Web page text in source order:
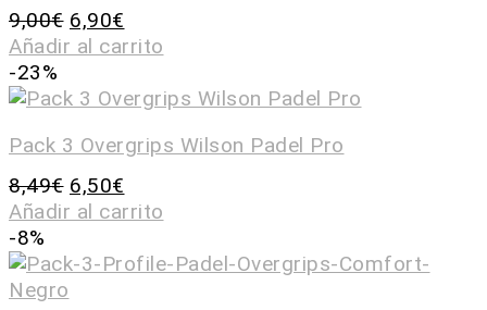
9,00€ 6,90€
Añadir al carrito
-23%
Pack 3 Overgrips Wilson Padel Pro
8,49€ 6,50€
Añadir al carrito
-8%